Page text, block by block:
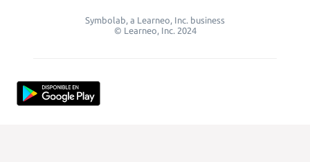
Symbolab, a Learneo, Inc. business
© Learneo, Inc. 2024